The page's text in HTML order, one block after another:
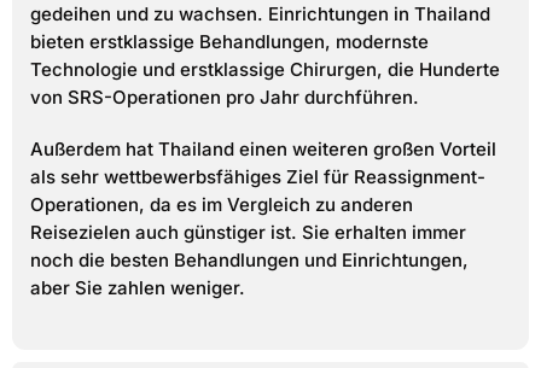
gedeihen und zu wachsen. Einrichtungen in Thailand
bieten erstklassige Behandlungen, modernste
Technologie und erstklassige Chirurgen, die Hunderte
von SRS-Operationen pro Jahr durchführen.
Außerdem hat Thailand einen weiteren großen Vorteil
als sehr wettbewerbsfähiges Ziel für Reassignment-
Operationen, da es im Vergleich zu anderen
Reisezielen auch günstiger ist. Sie erhalten immer
noch die besten Behandlungen und Einrichtungen,
aber Sie zahlen weniger.